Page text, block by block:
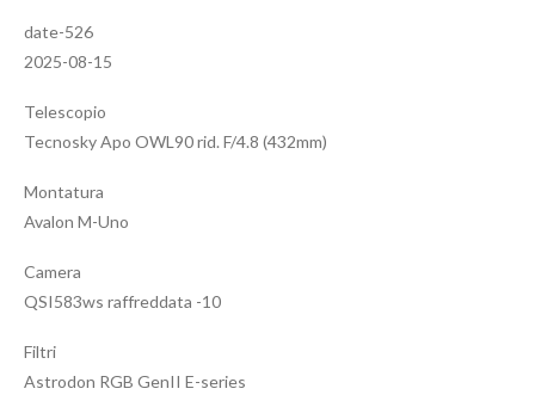
date-526
2025-08-15
Telescopio
Tecnosky Apo OWL90 rid. F/4.8 (432mm)
Montatura
Avalon M-Uno
Camera
QSI583ws raffreddata -10
Filtri
Astrodon RGB GenII E-series